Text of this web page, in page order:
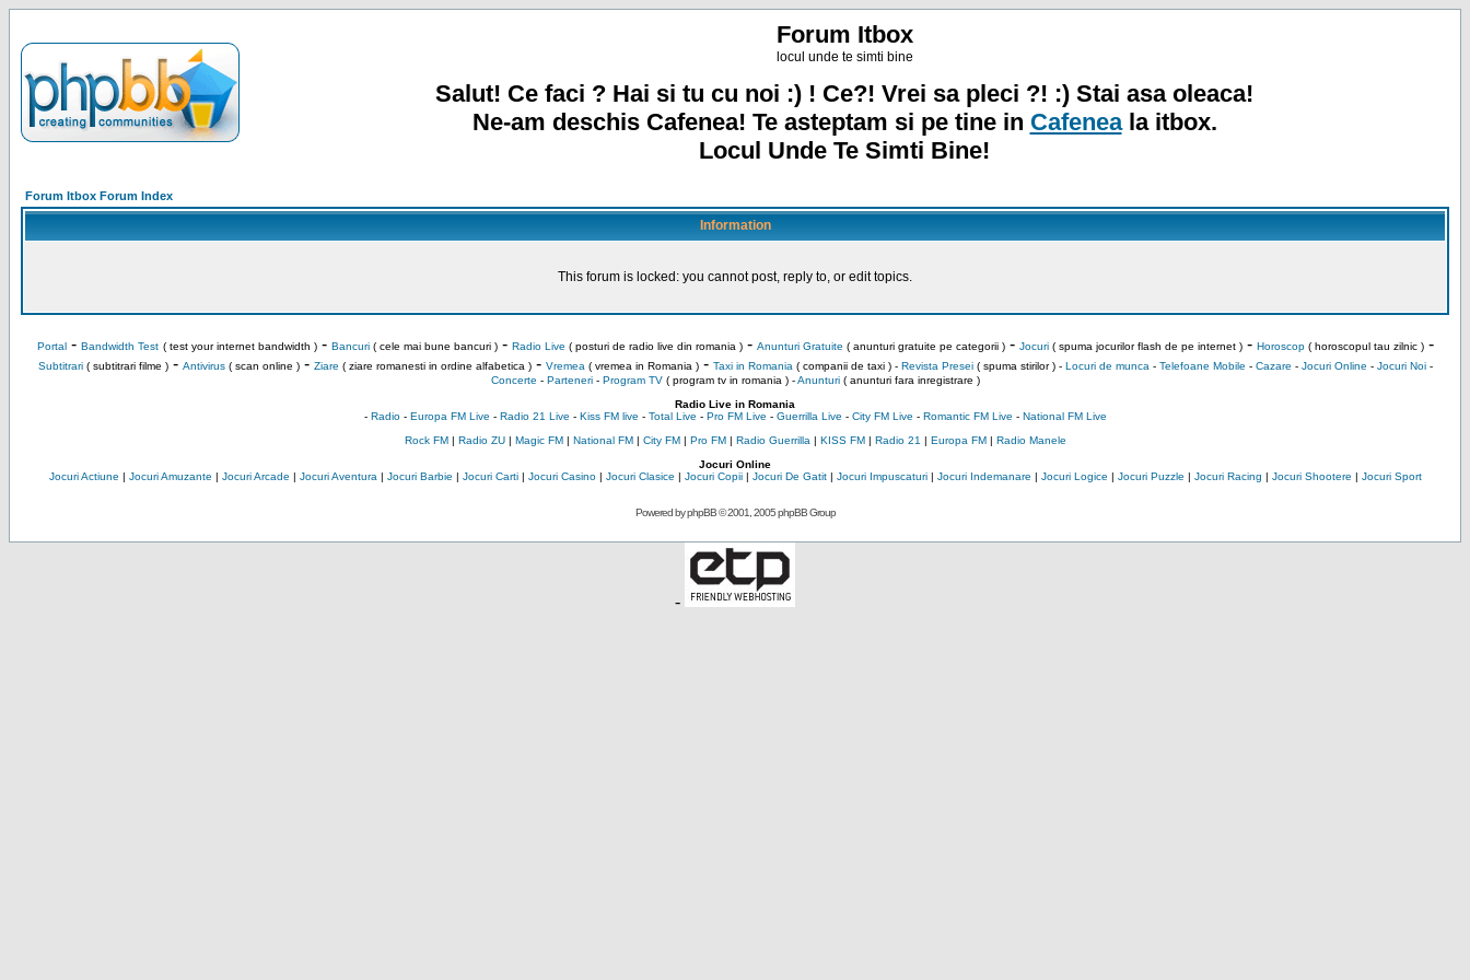
Forum Itbox
locul unde te simti bine
Salut! Ce faci ? Hai si tu cu noi :) ! Ce?! Vrei sa pleci ?! :) Stai asa oleaca!
Ne-am deschis Cafenea! Te asteptam si pe tine in Cafeneala itbox.
Locul Unde Te Simti Bine!
Forum Itbox Forum Index
Information
This forum is locked: you cannot post, reply to, or edit topics.
Portal- Bandwidth Test ( test your internet bandwidth )- Bancuri( cele mai bune bancuri )- Radio Live ( posturi de radio live din romania )- Anunturi Gratuite ( anunturi gratuite pe categorii )- Jocuri( spuma jocurilor flash de pe internet )- Horoscop( horoscopul tau zilnic )-
Subtitrari( subtitrari filme )- Antivirus( scan online )- Ziare ( ziare romanesti in ordine alfabetica )- Vremea ( vremea in Romania )- Taxi in Romania ( companii de taxi ) - Revista Presei( spuma stirilor ) - Locuri de munca - Telefoane Mobile - Cazare - Jocuri Online - Jocuri Noi-
Concerte - Parteneri- Program TV( program tv in romania )-Anunturi( anunturi fara inregistrare )
Radio Live in Romania
- Radio- Europa FM Live - Radio 21 Live - Kiss FM live - Total Live - Pro FM Live - Guerrilla Live - City FM Live - Romantic FM Live - National FM Live
Rock FM| Radio ZU| Magic FM| National FM| City FM| Pro FM| Radio Guerrilla | KISS FM| Radio 21 | Europa FM| Radio Manele
Jocuri Online
Jocuri Actiune | Jocuri Amuzante | Jocuri Arcade | Jocuri Aventura | Jocuri Barbie | Jocuri Carti| Jocuri Casino| Jocuri Clasice | Jocuri Copii| Jocuri De Gatit| Jocuri Impuscaturi| Jocuri Indemanare | Jocuri Logice | Jocuri Puzzle | Jocuri Racing | Jocuri Shootere | Jocuri Sport
Powered byphpBB© 2001, 2005 phpBB Group
-